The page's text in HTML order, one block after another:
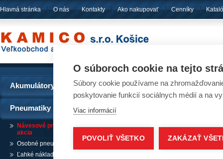
Hlavná stránka O nás Kontakty Ako nakupovať Cenníky
Akumulátory
Pneumatiky
Návesové pneumatiky /
akcia
Osobné pneumatiky
Ľahké nákladné pneumatiky
Pneumatiky -
O súboroch cookie na tejto
Súbory cookie používame na
poskytovanie funkcií sociálnych médií a na
Viac informácií
POVOLIŤ VŠETKO ZAKÁZAŤ